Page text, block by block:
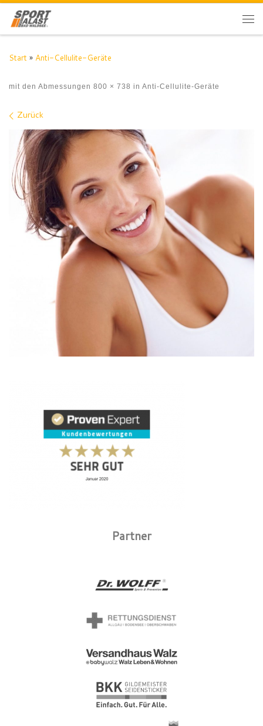
Zum Inhalt springen
Start » Anti-Cellulite-Geräte
mit den Abmessungen 800 × 738 in Anti-Cellulite-Geräte
Bilder Navigation
Zurück
Partner